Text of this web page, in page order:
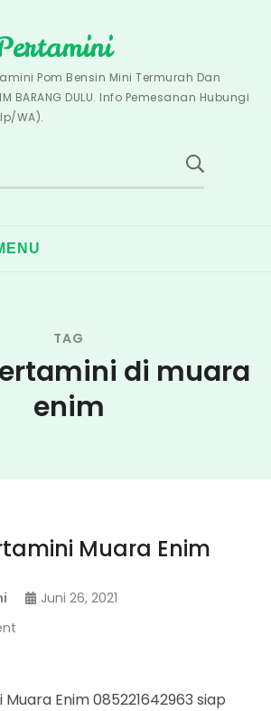
Pom Bensin Mini Termurah Dan
BARANG DULU. Info Pemesanan Hubungi
WA).
TAG
di muara
enim
Muara Enim
Juni 26, 2021
MuaraEnim 085221642963 siap